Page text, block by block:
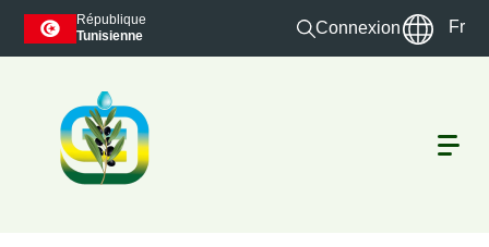
Skip to main content
République
Tunisienne
Connexion Fr